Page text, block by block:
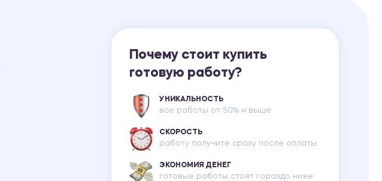
Почему стоит купить
готовую работу?
УНИКАЛЬНОСТЬ
все работы от 50% и выше
СКОРОСТЬ
работу получите сразу после оплаты
ЭКОНОМИЯ ДЕНЕГ
готовые работы стоят гораздо ниже